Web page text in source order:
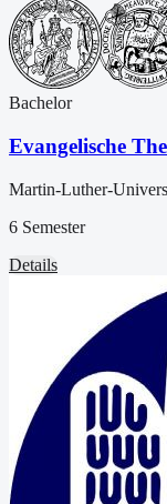
Bachelor
Evangelische
Martin-Luther-
6 Semester
Details